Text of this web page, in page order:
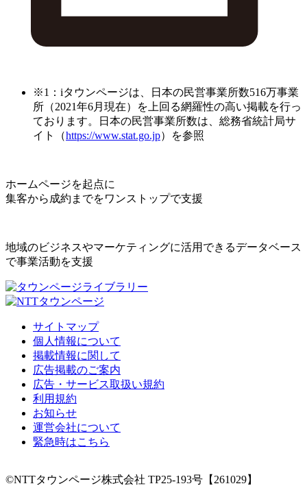
※1：iタウンページは、日本の民営事業所数516万事業
所（2021年6月現在）を上回る網羅性の高い掲載を行っ
ております。日本の民営事業所数は、総務省統計局サ
イト（https://www.stat.go.jp）を参照
ホームページを起点に
集客から成約までをワンストップで支援
地域のビジネスやマーケティングに活用できるデータベース
で事業活動を支援
サイトマップ
個人情報について
掲載情報に関して
広告掲載のご案内
広告・サービス取扱い規約
利用規約
お知らせ
運営会社について
緊急時はこちら
©NTTタウンページ株式会社 TP25-193号【261029】